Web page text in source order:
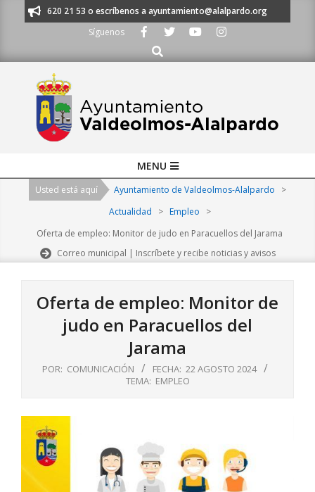
al 91 620 21 53 o escríbenos a ayuntamiento@alalpardo.org
Síguenos
Buscar
Navigation
MENU
Usted está aquí Ayuntamiento de Valdeolmos-Alalpardo
>
Actualidad
> Empleo
>
Oferta de empleo: Monitor de judo en Paracuellos del Jarama
Correo municipal | Inscríbete y recibe noticias y avisos
Oferta de empleo: Monitor de
judo en Paracuellos del
Jarama
POR: COMUNICACIÓN FECHA: 22 AGOSTO 2024
TEMA: EMPLEO